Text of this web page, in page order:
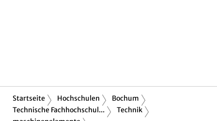
Startseite Hochschulen
Bochum
Technische Fachhochschul...
Technik